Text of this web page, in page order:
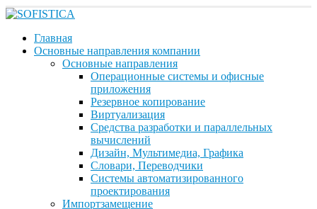
Главная
Основные направления компании
Основные направления
Операционные системы и офисные
приложения
Резервное копирование
Виртуализация
Средства разработки и параллельных
вычислений
Дизайн, Мультимедиа, Графика
Словари, Переводчики
Системы автоматизированного
проектирования
Импортзамещение